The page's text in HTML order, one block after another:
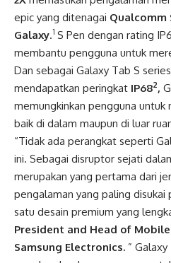
epic yang ditenagai Qualcomm
Galaxy.1 S Pen dengan rating
membantu pengguna untuk
Dan sebagai Galaxy Tab S
mendapatkan peringkat IP682,
memungkinkan pengguna untuk
baik di dalam maupun di luar
“Tidak ada perangkat seperti
ini. Sebagai disruptor sejati
merupakan yang pertama dari
pengalaman yang paling
satu desain premium yang
President and Head of
Samsung Electronics. ”